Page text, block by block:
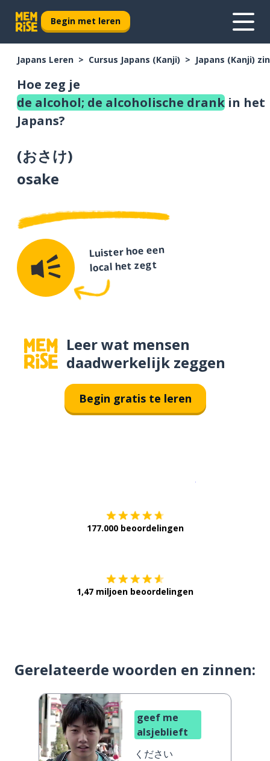
Begin met leren
Japans Leren Cursus Japans (Kanji) Japans (Kanji)
Hoe zeg je
de alcohol; de alcoholische drank in het
Japans?
(おさけ)
osake
Luister hoe een
local het zegt
Leer wat mensen
daadwerkelijk zeggen
Begin gratis te leren
177.000 beoordelingen
1,47 miljoen beoordelingen
Gerelateerde woorden en zinnen:
geef me
alsjeblieft
ください